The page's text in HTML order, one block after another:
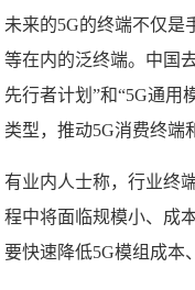
未来的5G的终端不仅是
等在内的泛终端。中国
先行者计划”和“5G通用
类型，推动5G消费终端
有业内人士称，行业终
程中将面临规模小、成
要快速降低5G模组成本